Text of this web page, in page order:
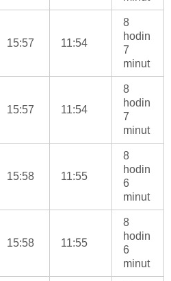
15:57 11:54
8
hodin
7
minut
15:57 11:54
8
hodin
7
minut
15:58 11:55
8
hodin
6
minut
15:58 11:55
8
hodin
6
minut